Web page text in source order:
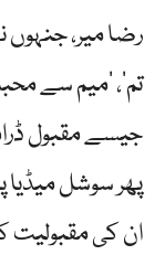
رضا میر، جنہوں
تم‘، ’میم سے
جیسے مقبول
پھر سوشل میڈیا
ان کی مقبولیت